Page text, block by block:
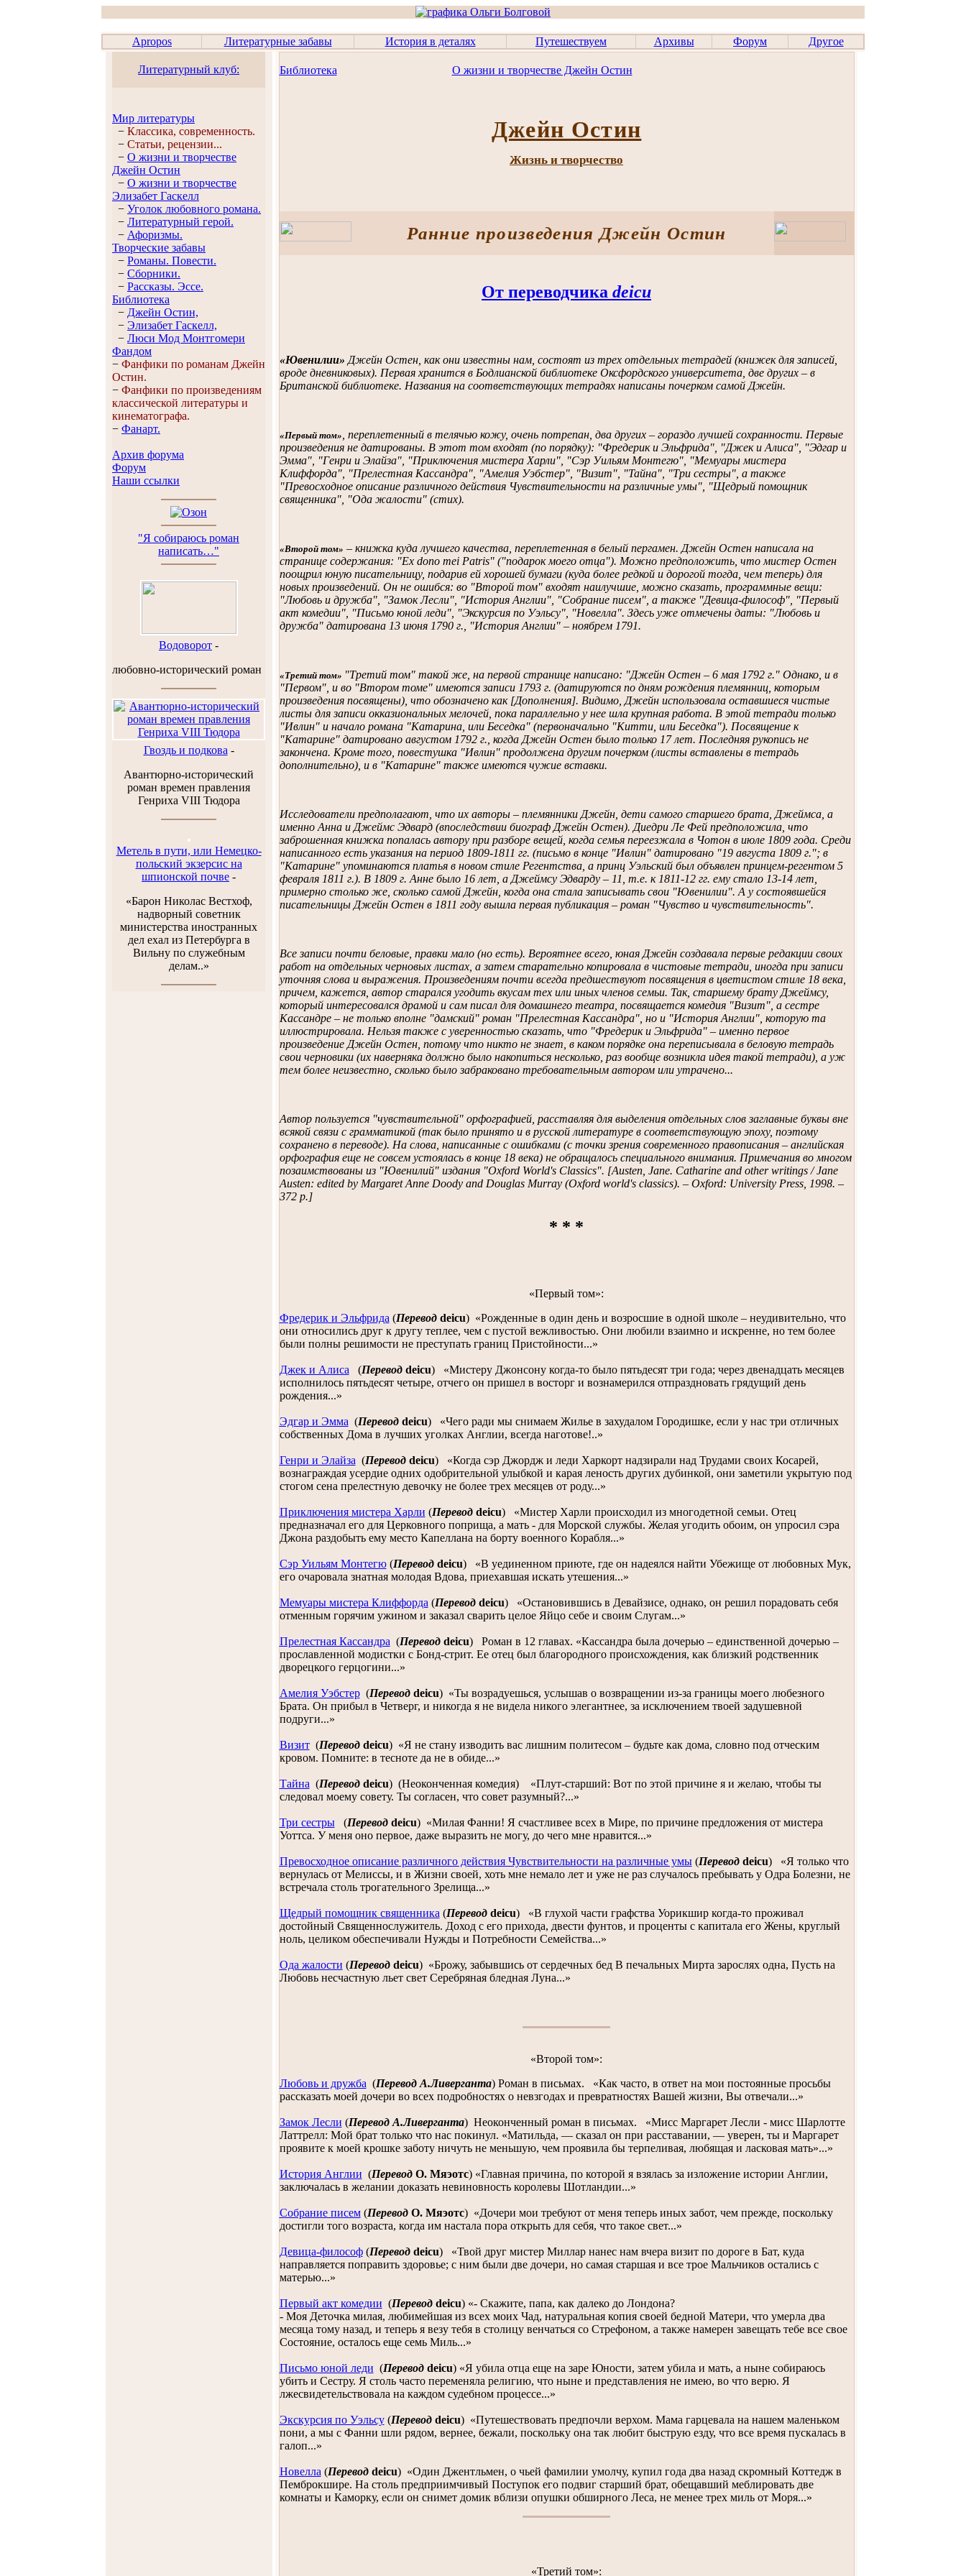
Apropos Литературные забавы История в деталях Путешествуем Архивы Форум Другое
Литературный клуб:
Мир литературы
− Классика, современность.
− Статьи, рецензии...
− О жизни и творчестве
Джейн Остин
− О жизни и творчестве
Элизабет Гaскелл
− Уголок любовного романа.
− Литературный герой.
− Афоризмы.
Творческие забавы
− Романы. Повести.
− Сборники.
− Рассказы. Эссe.
Библиотека
− Джейн Остин,
− Элизабет Гaскелл,
− Люси Мод Монтгомери
Фандом
− Фанфики по романам Джейн
Остин.
− Фанфики по произведениям
классической литературы и
кинематографа.
− Фанарт.
Архив форума
Форум
Наши ссылки
"Я собираюсь роман
написать…"
Водоворот -
любовно-исторический роман
Гвоздь и подкова -
Авантюрно-исторический
роман времен правления
Генриха VIII Тюдора
Метель в пути, или Немецко-
польский экзерсис на
шпионской почве -
«Барон Николас Вестхоф,
надворный советник
министерства иностранных
дел ехал из Петербурга в
Вильну по служебным
делам..»
Библиотека О жизни и творчестве Джейн Остин
Джейн Остин
Жизнь и творчество
Ранние произведения Джейн Остин
От переводчика deicu
«Ювенилии» Джейн Остен, как они известны нам, состоят из трех отдельных тетрадей (книжек для записей,
вроде дневниковых). Первая хранится в Бодлианской библиотеке Оксфордского университета, две других – в
Британской библиотеке. Названия на соответствующих тетрадях написаны почерком самой Джейн.
«Первый том» , переплетенный в телячью кожу, очень потрепан, два других – гораздо лучшей сохранности. Первые
произведения не датированы. В этот том входят (по порядку): "Фредерик и Эльфрида", "Джек и Алиса", "Эдгар и
Эмма", "Генри и Элайза", "Приключения мистера Харли", "Сэр Уильям Монтегю", "Мемуары мистера
Клиффорда", "Прелестная Кассандра", "Амелия Уэбстер", "Визит", "Тайна", "Три сестры", а также
"Превосходное описание различного действия Чувствительности на различные умы", "Щедрый помощник
священника", "Ода жалости" (стих).
«Второй том» – книжка куда лучшего качества, переплетенная в белый пергамен. Джейн Остен написала на
странице содержания: "Ex dono mei Patris" ("подарок моего отца"). Можно предположить, что мистер Остен
поощрил юную писательницу, подарив ей хорошей бумаги (куда более редкой и дорогой тогда, чем теперь) для
новых произведений. Он не ошибся: во "Второй том" входят наилучшие, можно сказать, программные вещи:
"Любовь и дружба", "Замок Лесли", "История Англии", "Собрание писем", а также "Девица-философ", "Первый
акт комедии", "Письмо юной леди", "Экскурсия по Уэльсу", "Новелла". Здесь уже отмечены даты: "Любовь и
дружба" датирована 13 июня 1790 г., "История Англии" – ноябрем 1791.
«Третий том» "Третий том" такой же, на первой странице написано: "Джейн Остен – 6 мая 1792 г." Однако, и в
"Первом", и во "Втором томе" имеются записи 1793 г. (датируются по дням рождения племянниц, которым
произведения посвящены), что обозначено как [Дополнения]. Видимо, Джейн использовала оставшиеся чистые
листы для записи окказиональных мелочей, пока параллельно у нее шла крупная работа. В этой тетради только
"Ивлин" и начало романа "Катарина, или Беседка" (первоначально "Китти, или Беседка"). Посвящение к
"Катарине" датировано августом 1792 г., когда Джейн Остен было только 17 лет. Последняя рукопись не
закончена. Кроме того, повестушка "Ивлин" продолжена другим почерком (листы вставлены в тетрадь
дополнительно), и в "Катарине" также имеются чужие вставки.
Исследователи предполагают, что их авторы – племянники Джейн, дети самого старшего брата, Джеймса, а
именно Анна и Джеймс Эдвард (впоследствии биограф Джейн Остен). Диедри Ле Фей предположила, что
заброшенная книжка попалась автору при разборе вещей, когда семья переезжала в Чотон в июле 1809 года. Среди
написанного есть указания на период 1809-1811 гг. (письмо в конце "Ивлин" датировано "19 августа 1809 г."; в
"Катарине" упоминаются платья в новом стиле Регентства, а принц Уэльский был объявлен принцем-регентом 5
февраля 1811 г.). В 1809 г. Анне было 16 лет, а Джеймсу Эдварду – 11, т.е. к 1811-12 гг. ему стало 13-14 лет,
примерно столько же, сколько самой Джейн, когда она стала записывать свои "Ювенилии". А у состоявшейся
писательницы Джейн Остен в 1811 году вышла первая публикация – роман "Чувство и чувствительность".
Все записи почти беловые, правки мало (но есть). Вероятнее всего, юная Джейн создавала первые редакции своих
работ на отдельных черновых листах, а затем старательно копировала в чистовые тетради, иногда при записи
уточняя слова и выражения. Произведениям почти всегда предшествуют посвящения в цветистом стиле 18 века,
причем, кажется, автор старался угодить вкусам тех или иных членов семьи. Так, старшему брату Джеймсу,
который интересовался драмой и сам писал для домашнего театра, посвящается комедия "Визит", а сестре
Кассандре – не только вполне "дамский" роман "Прелестная Кассандра", но и "История Англии", которую та
иллюстрировала. Нельзя также с уверенностью сказать, что "Фредерик и Эльфрида" – именно первое
произведение Джейн Остен, потому что никто не знает, в каком порядке она переписывала в беловую тетрадь
свои черновики (их наверняка должно было накопиться несколько, раз вообще возникла идея такой тетради), а уж
тем более неизвестно, сколько было забраковано требовательным автором или утрачено...
Автор пользуется "чувствительной" орфографией, расставляя для выделения отдельных слов заглавные буквы вне
всякой связи с грамматикой (так было принято и в русской литературе в соответствующую эпоху, поэтому
сохранено в переводе). На слова, написанные с ошибками (с точки зрения современного правописания – английская
орфография еще не совсем устоялась в конце 18 века) не обращалось специального внимания. Примечания во многом
позаимствованы из "Ювенилий" издания "Oxford World's Classics". [Austen, Jane. Catharine and other writings / Jane
Austen: edited by Margaret Anne Doody and Douglas Murray (Oxford world's classics). – Oxford: University Press, 1998. –
372 p.]
* * *
«Первый том»:
Фредерик и Эльфрида (Перевод deicu) «Рожденные в один день и возросшие в одной школе – неудивительно, что
они относились друг к другу теплее, чем с пустой вежливостью. Они любили взаимно и искренне, но тем более
были полны решимости не преступать границ Пристойности...»
Джек и Алиса (Перевод deicu)
«Мистеру Джонсону когда-то было пятьдесят три года; через двенадцать месяцев
исполнилось пятьдесят четыре, отчего он пришел в восторг и вознамерился отпраздновать грядущий день
рождения...»
Эдгар и Эмма (Перевод deicu)
«Чего ради мы снимаем Жилье в захудалом Городишке, если у нас три отличных
собственных Дома в лучших уголках Англии, всегда наготове!..»
Генри и Элайза (Перевод deicu)
«Когда сэр Джордж и леди Харкорт надзирали над Трудами своих Косарей,
вознаграждая усердие одних одобрительной улыбкой и карая леность других дубинкой, они заметили укрытую под
стогом сена прелестную девочку не более трех месяцев от роду...»
Приключения мистера Харли (Перевод deicu)
«Мистер Харли происходил из многодетной семьи. Отец
предназначал его для Церковного поприща, а мать - для Морской службы. Желая угодить обоим, он упросил сэра
Джона раздобыть ему место Капеллана на борту военного Корабля...»
Сэр Уильям Монтегю(Перевод deicu)
«В уединенном приюте, где он надеялся найти Убежище от любовных Мук,
его очаровала знатная молодая Вдова, приехавшая искать утешения...»
Мемуары мистера Клиффорда (Перевод deicu) «Остановившись в Девайзисе, однако, он решил порадовать себя
отменным горячим ужином и заказал сварить целое Яйцо себе и своим Слугам...»
Прелестная Кассандра (Переводdeicu) Роман в 12 главах. «Кассандра была дочерью – единственной дочерью –
прославленной модистки с Бонд-стрит. Ее отец был благородного происхождения, как близкий родственник
дворецкого герцогини...»
Амелия Уэбстер(Перевод deicu) «Ты возрадуешься, услышав о возвращении из-за границы моего любезного
Брата. Он прибыл в Четверг, и никогда я не видела никого элегантнее, за исключением твоей задушевной
подруги...»
Визит(Перевод deicu) «Я не стану изводить вас лишним политесом – будьте как дома, словно под отческим
кровом. Помните: в тесноте да не в обиде...»
Тайна (Перевод deicu) (Неоконченная комедия) «Плут-старший: Вот по этой причине я и желаю, чтобы ты
следовал моему совету. Ты согласен, что совет разумный?...»
Три сестры(Переводdeicu) «Милая Фанни! Я счастливее всех в Мире, по причине предложения от мистера
Уоттса. У меня оно первое, даже выразить не могу, до чего мне нравится...»
Превосходное описание различного действия Чувствительности на различные умы(Перевод deicu) «Я только что
вернулась от Мелиссы, и в Жизни своей, хоть мне немало лет и уже не раз случалось пребывать у Одра Болезни, не
встречала столь трогательного Зрелища...»
Щедрый помощник священника (Перевод deicu) «В глухой части графства Уорикшир когда-то проживал
достойный Священнослужитель. Доход с его прихода, двести фунтов, и проценты с капитала его Жены, круглый
ноль, целиком обеспечивали Нужды и Потребности Семейства...»
Ода жалости (Перевод deicu) «Брожу, забывшись от сердечных бед В печальных Мирта зарослях одна, Пусть на
Любовь несчастную льет свет Серебряная бледная Луна...»
«Второй том»:
Любовь и дружба (Перевод А.Ливерганта) Роман в письмах. «Как часто, в ответ на мои постоянные просьбы
рассказать моей дочери во всех подробностях о невзгодах и превратностях Вашей жизни, Вы отвечали...»
Замок Лесли (Перевод А.Ливерганта) Неоконченный роман в письмах. «Мисс Маргарет Лесли - мисс Шарлотте
Латтрелл: Мой брат только что нас покинул. «Матильда, — сказал он при расставании, — уверен, ты и Маргарет
проявите к моей крошке заботу ничуть не меньшую, чем проявила бы терпеливая, любящая и ласковая мать»...»
История Англии (Перевод О. Мяэотс) «Главная причина, по которой я взялась за изложение истории Англии,
заключалась в желании доказать невиновность королевы Шотландии...»
Собрание писем(Перевод О. Мяэотс) «Дочери мои требуют от меня теперь иных забот, чем прежде, поскольку
достигли того возраста, когда им настала пора открыть для себя, что такое свет...»
Девица-философ(Перевод deicu) «Твой друг мистер Миллар нанес нам вчера визит по дороге в Бат, куда
направляется поправить здоровье; с ним были две дочери, но самая старшая и все трое Мальчиков остались с
матерью...»
Первый акт комедии (Перевод deicu)«- Скажите, папа, как далеко до Лондона?
- Моя Деточка милая, любимейшая из всех моих Чад, натуральная копия своей бедной Матери, что умерла два
месяца тому назад, и теперь я везу тебя в столицу венчаться со Стрефоном, а также намерен завещать тебе все свое
Состояние, осталось еще семь Миль...»
Письмо юной леди (Перевод deicu)«Я убила отца еще на заре Юности, затем убила и мать, а ныне собираюсь
убить и Сестру. Я столь часто переменяла религию, что ныне и представления не имею, во что верю. Я
лжесвидетельствовала на каждом судебном процессе...»
Экскурсия по Уэльсу(Перевод deicu)«Путешествовать предпочли верхом. Мама гарцевала на нашем маленьком
пони, а мы с Фанни шли рядом, вернее, бежали, поскольку она так любит быструю езду, что все время пускалась в
галоп...»
Новелла (Перевод deicu)«Один Джентльмен, о чьей фамилии умолчу, купил года два назад скромный Коттедж в
Пемброкшире. На столь предприимчивый Поступок его подвиг старший брат, обещавший меблировать две
комнаты и Каморку, если он снимет домик вблизи опушки обширного Леса, не менее трех миль от Моря...»
«Третий том»: